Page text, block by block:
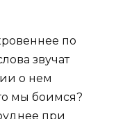
по
звучат
о нем
мы боимся?
при